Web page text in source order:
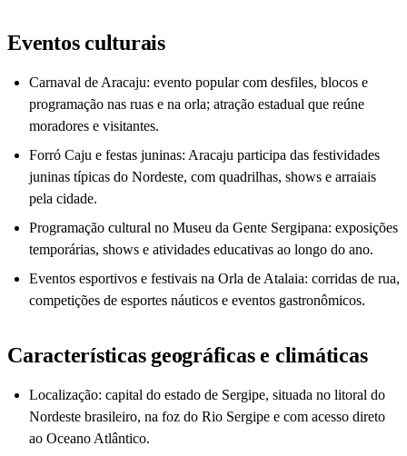
Eventos culturais
Carnaval de Aracaju: evento popular com desfiles, blocos e
programação nas ruas e na orla; atração estadual que reúne
moradores e visitantes.
Forró Caju e festas juninas: Aracaju participa das festividades
juninas típicas do Nordeste, com quadrilhas, shows e arraiais
pela cidade.
Programação cultural no Museu da Gente Sergipana: exposições
temporárias, shows e atividades educativas ao longo do ano.
Eventos esportivos e festivais na Orla de Atalaia: corridas de rua,
competições de esportes náuticos e eventos gastronômicos.
Características geográficas e climáticas
Localização: capital do estado de Sergipe, situada no litoral do
Nordeste brasileiro, na foz do Rio Sergipe e com acesso direto
ao Oceano Atlântico.